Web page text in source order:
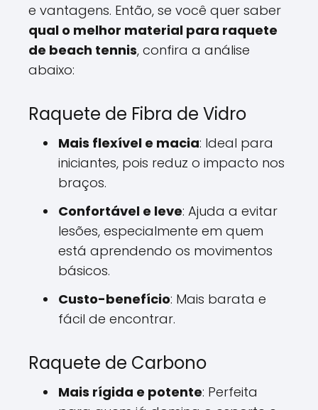
e vantagens. Então, se você quer saber
qual o melhor material para raquete
de beach tennis, confira a análise
abaixo:
Raquete de Fibra de Vidro
Mais flexível e macia: Ideal para
iniciantes, pois reduz o impacto nos
braços.
Confortável e leve: Ajuda a evitar
lesões, especialmente em quem
está aprendendo os movimentos
básicos.
Custo-benefício: Mais barata e
fácil de encontrar.
Raquete de Carbono
Mais rígida e potente: Perfeita